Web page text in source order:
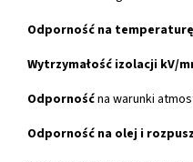
Odporność na
Wytrzymałość izolacji kV/
Odpornośćna warunki
Odporność na olej i